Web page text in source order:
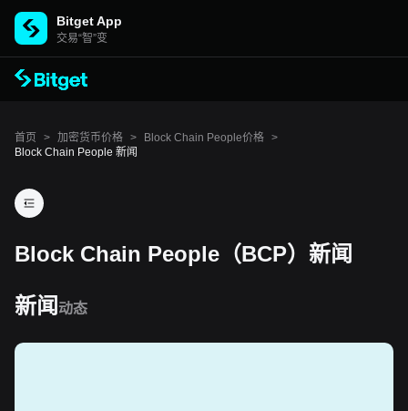
Bitget App
交易“智”变
首页 > 加密货币价格 > Block Chain People价格 >
Block Chain People 新闻
Block Chain People（BCP）新闻
新闻 动态